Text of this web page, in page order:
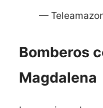
—
Bomberos
Magdalena